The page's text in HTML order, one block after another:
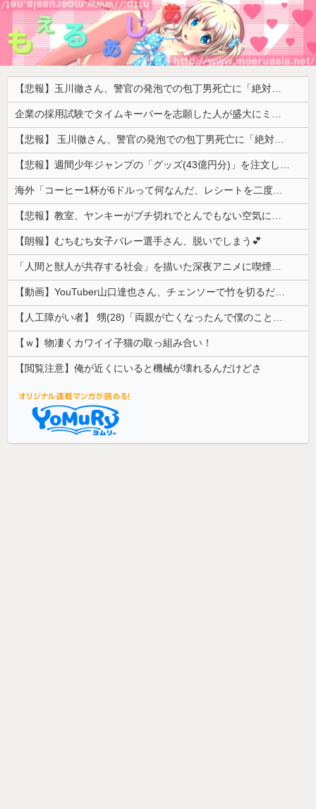
【悲報】玉川徹さん、警官の発泡での包丁男死亡に「絶対に死刑にならない罪なのに警察が死刑にした！」 → 元警官のマジレスがコチラ → ………
企業の採用試験でタイムキーパーを志願した人が盛大にミス、グループは険悪になりタイムアップとなったが……
【悲報】 玉川徹さん、警官の発泡での包丁男死亡に「絶対に死刑にならない罪なのに警察が死刑にした！」 → 元警官のマジレスがコチラ → ………
【悲報】週間少年ジャンプの「グッズ(43億円分)」を注文し全てキャンセルした女逮捕ｗｗｗｗｗｗｗｗ
海外「コーヒー1杯が6ドルって何なんだ、レシートを二度見した」値上げで買うのをやめたもの…
【悲報】教室、ヤンキーがブチ切れでとんでもない空気になるｗｗｗｗ
【朗報】むちむち女子バレー選手さん、脱いでしまう💕
「人間と獣人が共存する社会」を描いた深夜アニメに喫煙、違法薬物の連想シーンも…視聴者批判でBPO議論
【動画】YouTuber山口達也さん、チェンソーで竹を切るだけで600万再生ｗｗｗｗｗｗｗｗ
【人工障がい者】 甥(28)「両親が亡くなったんで僕のこと引き取ってほしいんですけど！」なんでいい年したヒキニートを引き取らなきゃいけないんだ...
【ｗ】物凄くカワイイ子猫の取っ組み合い！
【閲覧注意】俺が近くにいると機械が壊れるんだけどさ